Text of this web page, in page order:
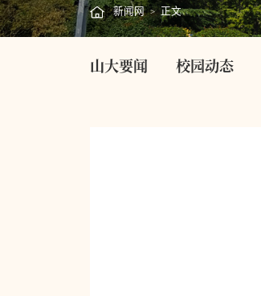
新闻网 > 正文
山大要闻 校园动态